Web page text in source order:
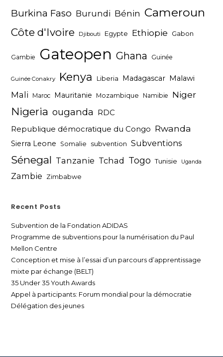
Burkina Faso Burundi Bénin Cameroun
Côte d'Ivoire Djibouti Egypte Ethiopie Gabon
Gambie Gateopen Ghana Guinée
Guinée Conakry Kenya Liberia Madagascar Malawi
Mali Maroc Mauritanie Mozambique Namibie Niger
Nigeria ouganda
RDC
Republique démocratique du Congo Rwanda
Sierra Leone Somalie subvention Subventions
Sénegal Tanzanie Tchad Togo Tunisie Uganda
Zambie Zimbabwe
Recent Posts
Subvention de la Fondation ADIDAS
Programme de subventions pour la numérisation du Paul
Mellon Centre
Conception et mise à l’essai d’un parcours d’apprentissage
mixte par échange (BELT)
35 Under 35 Youth Awards
Appel à participants: Forum mondial pour la démocratie
Délégation des jeunes